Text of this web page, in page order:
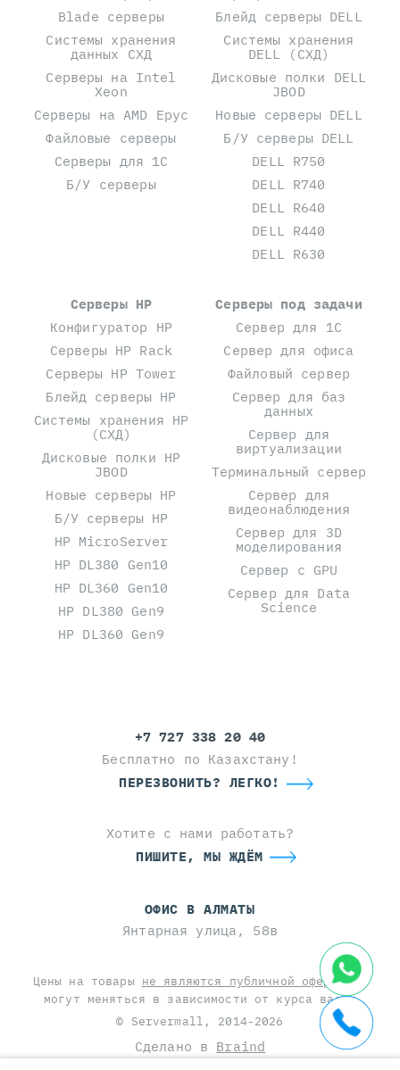
Blade серверы
Системы хранения
данных СХД
Серверы на Intel
Xeon
Серверы на AMD Epyc
Файловые серверы
Серверы для 1С
Б/У серверы
Блейд серверы DELL
Системы хранения
DELL (СХД)
Дисковые полки DELL
JBOD
Новые серверы DELL
Б/У серверы DELL
DELL R750
DELL R740
DELL R640
DELL R440
DELL R630
Серверы HP
Конфигуратор HP
Серверы HP Rack
Серверы HP Tower
Блейд серверы HP
Системы хранения HP
(СХД)
Дисковые полки HP
JBOD
Новые серверы HP
Б/У серверы HP
HP MicroServer
HP DL380 Gen10
HP DL360 Gen10
HP DL380 Gen9
HP DL360 Gen9
Серверы под задачи
Сервер для 1С
Сервер для офиса
Файловый сервер
Сервер для баз
данных
Сервер для
виртуализации
Терминальный сервер
Сервер для
видеонаблюдения
Сервер для 3D
моделирования
Сервер с GPU
Сервер для Data
Science
+7 727 338 20 40
Бесплатно по Казахстану!
ПЕРЕЗВОНИТЬ? ЛЕГКО!
Хотите с нами работать?
ПИШИТЕ, МЫ ЖДЁМ
ОФИС В АЛМАТЫ
Янтарная улица, 58в
Цены на товары не являются публичной офертойи
могут меняться в зависимости от курса валют
© Servermall, 2014-2026
Сделано в Braind